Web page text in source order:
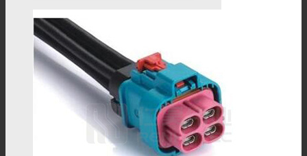
QMA 连接器
RF线材